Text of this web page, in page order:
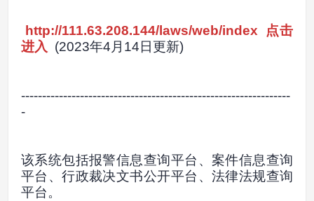
http://111.63.208.144/laws/web/index
点击
进入 (2023年4月14日更新)
----------------------------------------------------------------
-
该系统包括报警信息查询平台、案件信息查询
平台、行政裁决文书公开平台、法律法规查询
平台。